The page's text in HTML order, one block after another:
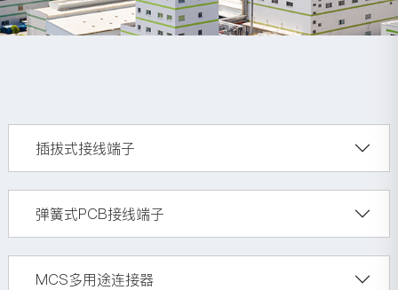
插拔式接线端子
弹簧式PCB接线端子
MCS多用途连接器